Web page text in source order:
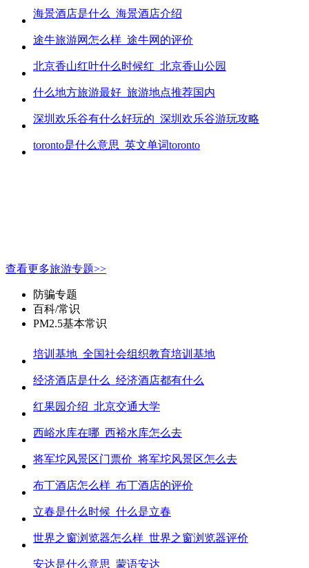
海景酒店是什么_海景酒店介绍
途牛旅游网怎么样_途牛网的评价
北京香山红叶什么时候红_北京香山公园
什么地方旅游最好_旅游地点推荐国内
深圳欢乐谷有什么好玩的_深圳欢乐谷游玩攻略
toronto是什么意思_英文单词toronto
查看更多旅游专题>>
防骗专题
百科/常识
PM2.5基本常识
培训基地_全国社会组织教育培训基地
经济酒店是什么_经济酒店都有什么
红果园介绍_北京交通大学
西峪水库在哪_西裕水库怎么去
将军坨风景区门票价_将军坨风景区怎么去
布丁酒店怎么样_布丁酒店的评价
立春是什么时候_什么是立春
世界之窗浏览器怎么样_世界之窗浏览器评价
安达是什么意思_蒙语安达